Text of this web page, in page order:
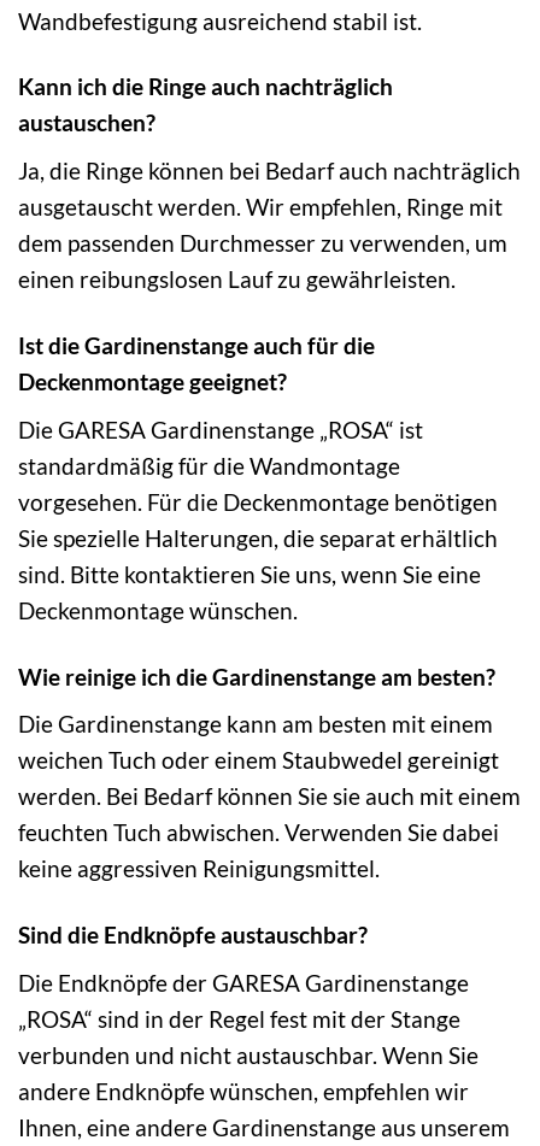
Wandbefestigung ausreichend stabil ist.
Kann ich die Ringe auch nachträglich
austauschen?
Ja, die Ringe können bei Bedarf auch nachträglich
ausgetauscht werden. Wir empfehlen, Ringe mit
dem passenden Durchmesser zu verwenden, um
einen reibungslosen Lauf zu gewährleisten.
Ist die Gardinenstange auch für die
Deckenmontage geeignet?
Die GARESA Gardinenstange „ROSA“ ist
standardmäßig für die Wandmontage
vorgesehen. Für die Deckenmontage benötigen
Sie spezielle Halterungen, die separat erhältlich
sind. Bitte kontaktieren Sie uns, wenn Sie eine
Deckenmontage wünschen.
Wie reinige ich die Gardinenstange am besten?
Die Gardinenstange kann am besten mit einem
weichen Tuch oder einem Staubwedel gereinigt
werden. Bei Bedarf können Sie sie auch mit einem
feuchten Tuch abwischen. Verwenden Sie dabei
keine aggressiven Reinigungsmittel.
Sind die Endknöpfe austauschbar?
Die Endknöpfe der GARESA Gardinenstange
„ROSA“ sind in der Regel fest mit der Stange
verbunden und nicht austauschbar. Wenn Sie
andere Endknöpfe wünschen, empfehlen wir
Ihnen, eine andere Gardinenstange aus unserem